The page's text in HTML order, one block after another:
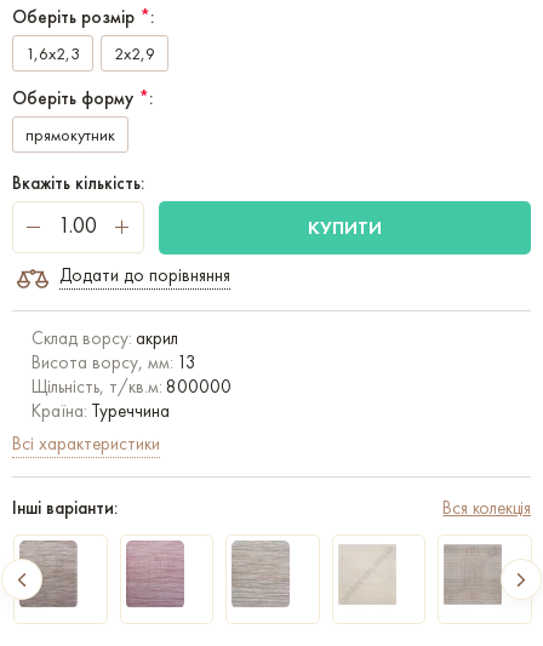
Оберіть розмір *:
1,6x2,3 2x2,9
Оберіть форму *:
прямокутник
Вкажіть кількість:
КУПИТИ
Додати до порівняння
Склад ворсу: акрил
Висота ворсу, мм: 13
Щільність, т/кв.м: 800000
Країна: Туреччина
Всі характеристики
Інші варіанти: Вся колекція